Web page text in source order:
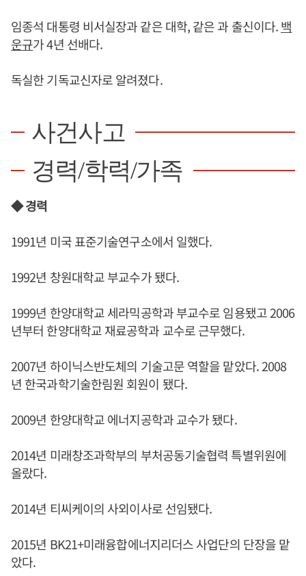
임종석 대통령 비서실장과 같은 대학, 같은 과 출신이다.백
운규가 4년 선배다.
독실한 기독교신자로 알려졌다.
사건사고
경력/학력/가족
◆ 경력
1991년 미국 표준기술연구소에서 일했다.
1992년 창원대학교 부교수가 됐다.
1999년 한양대학교 세라믹공학과 부교수로 임용됐고 2006
년부터 한양대학교 재료공학과 교수로 근무했다.
2007년 하이닉스반도체의 기술고문 역할을 맡았다. 2008
년 한국과학기술한림원 회원이 됐다.
2009년 한양대학교 에너지공학과 교수가 됐다.
2014년 미래창조과학부의 부처공동기술협력 특별위원에
올랐다.
2014년 티씨케이의 사외이사로 선임됐다.
2015년 BK21+미래융합에너지리더스 사업단의 단장을 맡
았다.